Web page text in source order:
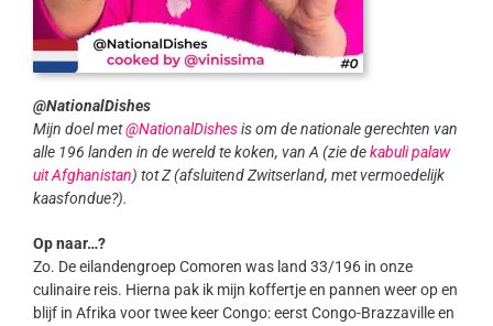
@NationalDishes
Mijn doel met@NationalDishesis om de nationale gerechten van
alle 196 landen in de wereld te koken, van A (zie dekabuli palaw
uit Afghanistan) tot Z (afsluitend Zwitserland, met vermoedelijk
kaasfondue?).
Op naar…?
Zo. De eilandengroep Comoren was land 33/196 in onze
culinaire reis. Hierna pak ik mijn koffertje en pannen weer op en
blijf in Afrika voor twee keer Congo: eerst Congo-Brazzaville en